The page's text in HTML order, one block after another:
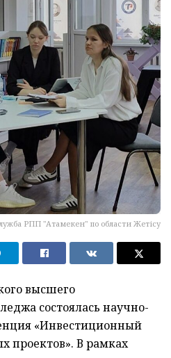
РПП "Атамекен" по области Жетісу
высшего
состоялась научно-
«Инвестиционный
проектов». В рамках